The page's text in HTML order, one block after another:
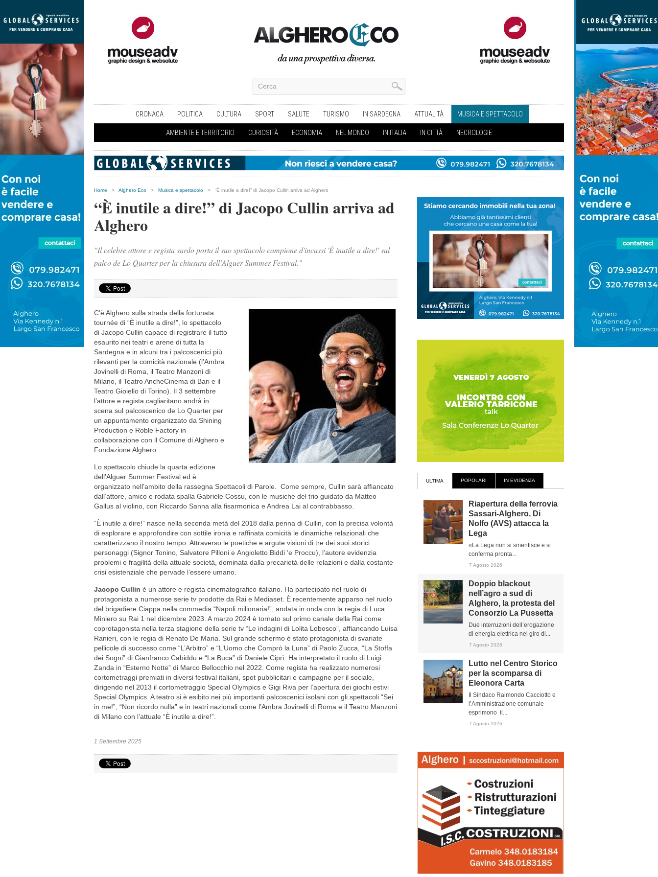
CRONACA POLITICA CULTURA SPORT SALUTE TURISMO IN SARDEGNA ATTUALITÀ MUSICA E SPETTACOLO
AMBIENTE E TERRITORIO CURIOSITÀ ECONOMIA NEL MONDO IN ITALIA IN CITTÀ NECROLOGIE
Home > Alghero Eco > Musica e spettacolo > “È inutile a dire!” di Jacopo Cullin arriva ad Alghero
“È inutile a dire!” di Jacopo Cullin arriva ad
Alghero
"Il celebre attore e regista sardo porta il suo spettacolo campione d'incassi 'È inutile a dire!' sul
palco de Lo Quarter per la chiusura dell’Alguer Summer Festival."
C’è Alghero sulla strada della fortunata
tournée di “È inutile a dire!”, lo spettacolo
di Jacopo Cullin capace di registrare il tutto
esaurito nei teatri e arene di tutta la
Sardegna e in alcuni tra i palcoscenici più
rilevanti per la comicità nazionale (l’Ambra
Jovinelli di Roma, il Teatro Manzoni di
Milano, il Teatro AncheCinema di Bari e il
Teatro Gioiello di Torino). Il 3 settembre
l’attore e regista cagliaritano andrà in
scena sul palcoscenico de Lo Quarter per
un appuntamento organizzato da Shining
Production e Roble Factory in
collaborazione con il Comune di Alghero e
Fondazione Alghero.
Lo spettacolo chiude la quarta edizione
dell’Alguer Summer Festival ed è
organizzato nell’ambito della rassegna Spettacoli di Parole. Come sempre, Cullin sarà affiancato
dall’attore, amico e rodata spalla Gabriele Cossu, con le musiche del trio guidato da Matteo
Gallus al violino, con Riccardo Sanna alla fisarmonica e Andrea Lai al contrabbasso.
“È inutile a dire!” nasce nella seconda metà del 2018 dalla penna di Cullin, con la precisa volontà
di esplorare e approfondire con sottile ironia e raffinata comicità le dinamiche relazionali che
caratterizzano il nostro tempo. Attraverso le poetiche e argute visioni di tre dei suoi storici
personaggi (Signor Tonino, Salvatore Pilloni e Angioletto Biddi ‘e Proccu), l’autore evidenzia
problemi e fragilità della attuale società, dominata dalla precarietà delle relazioni e dalla costante
crisi esistenziale che pervade l’essere umano.
Jacopo Cullin è un attore e regista cinematografico italiano. Ha partecipato nel ruolo di
protagonista a numerose serie tv prodotte da Rai e Mediaset. È recentemente apparso nel ruolo
del brigadiere Ciappa nella commedia “Napoli milionaria!”, andata in onda con la regia di Luca
Miniero su Rai 1 nel dicembre 2023. A marzo 2024 è tornato sul primo canale della Rai come
coprotagonista nella terza stagione della serie tv “Le indagini di Lolita Lobosco”, affiancando Luisa
Ranieri, con le regia di Renato De Maria. Sul grande schermo è stato protagonista di svariate
pellicole di successo come “L’Arbitro” e “L’Uomo che Comprò la Luna” di Paolo Zucca, “La Stoffa
dei Sogni” di Gianfranco Cabiddu e “La Buca” di Daniele Ciprì. Ha interpretato il ruolo di Luigi
Zanda in “Esterno Notte” di Marco Bellocchio nel 2022. Come regista ha realizzato numerosi
cortometraggi premiati in diversi festival italiani, spot pubblicitari e campagne per il sociale,
dirigendo nel 2013 il cortometraggio Special Olympics e Gigi Riva per l’apertura dei giochi estivi
Special Olympics. A teatro si è esibito nei più importanti palcoscenici isolani con gli spettacoli “Sei
in me!”, “Non ricordo nulla” e in teatri nazionali come l’Ambra Jovinelli di Roma e il Teatro Manzoni
di Milano con l’attuale “È inutile a dire!”.
1 Settembre 2025
ULTIMA POPOLARI IN EVIDENZA
Riapertura della ferrovia
Sassari-Alghero, Di
Nolfo (AVS) attacca la
Lega
«La Lega non si smentisce e si
conferma pronta...
7 Agosto 2026
Doppio blackout
nell’agro a sud di
Alghero, la protesta del
Consorzio La Pussetta
Due interruzioni dell’erogazione
di energia elettrica nel giro di...
7 Agosto 2026
Lutto nel Centro Storico
per la scomparsa di
Eleonora Carta
Il Sindaco Raimondo Cacciotto e
l’Amministrazione comunale
esprimono il...
7 Agosto 2026